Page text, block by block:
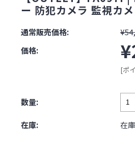
ー 防犯カメラ 監視カ
通常販売価格:
価格:
[ポ
数量:
在庫: 在